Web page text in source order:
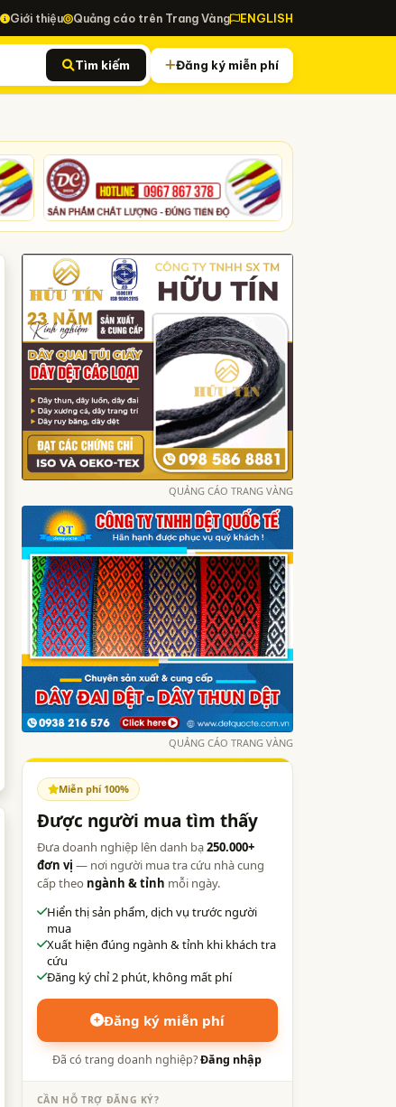
Giới thiệu Quảng cáo trên Trang Vàng ENGLISH
Tìm kiếm Đăng ký miễn phí
QUẢNG CÁO TRANG VÀNG
QUẢNG CÁO TRANG VÀNG
Miễn phí 100%
Được người mua tìm thấy
Đưa doanh nghiệp lên danh bạ250.000+
đơn vị — nơi người mua tra cứu nhà cung
cấp theo ngành & tỉnh mỗi ngày.
Hiển thị sản phẩm, dịch vụ trước người
mua
Xuất hiện đúng ngành & tỉnh khi khách tra
cứu
Đăng ký chỉ 2 phút, không mất phí
Đăng ký miễn phí
Đã có trang doanh nghiệp?Đăng nhập
CẦN HỖ TRỢ ĐĂNG KÝ?